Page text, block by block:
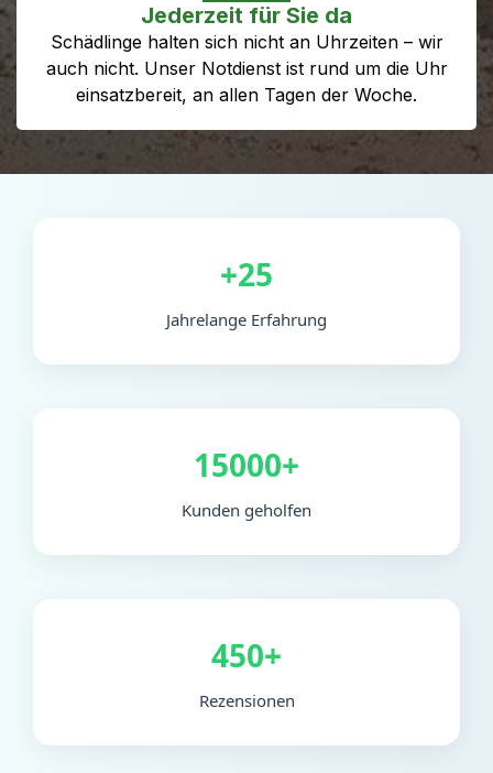
Jederzeit für Sie da
Schädlinge halten sich nicht an Uhrzeiten – wir
auch nicht. Unser Notdienst ist rund um die Uhr
einsatzbereit, an allen Tagen der Woche.
+25
Jahrelange Erfahrung
15000+
Kunden geholfen
450+
Rezensionen